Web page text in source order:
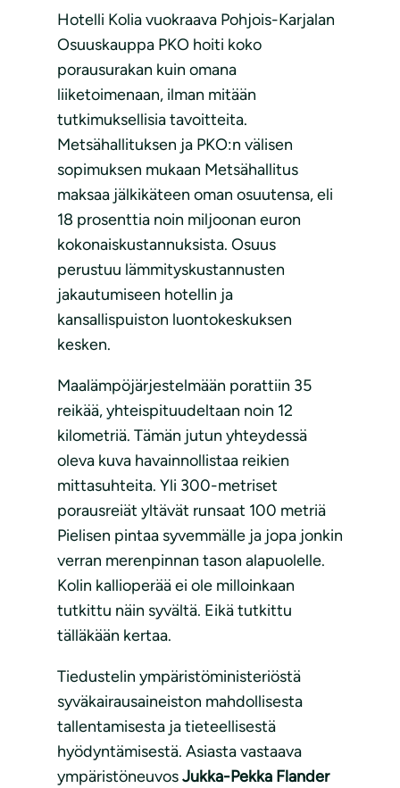
Hotelli Kolia vuokraava Pohjois-Karjalan
Osuuskauppa PKO hoiti koko
porausurakan kuin omana
liiketoimenaan, ilman mitään
tutkimuksellisia tavoitteita.
Metsähallituksen ja PKO:n välisen
sopimuksen mukaan Metsähallitus
maksaa jälkikäteen oman osuutensa, eli
18 prosenttia noin miljoonan euron
kokonaiskustannuksista. Osuus
perustuu lämmityskustannusten
jakautumiseen hotellin ja
kansallispuiston luontokeskuksen
kesken.
Maalämpöjärjestelmään porattiin 35
reikää, yhteispituudeltaan noin 12
kilometriä. Tämän jutun yhteydessä
oleva kuva havainnollistaa reikien
mittasuhteita. Yli 300-metriset
porausreiät yltävät runsaat 100 metriä
Pielisen pintaa syvemmälle ja jopa jonkin
verran merenpinnan tason alapuolelle.
Kolin kallioperää ei ole milloinkaan
tutkittu näin syvältä. Eikä tutkittu
tälläkään kertaa.
Tiedustelin ympäristöministeriöstä
syväkairausaineiston mahdollisesta
tallentamisesta ja tieteellisestä
hyödyntämisestä. Asiasta vastaava
ympäristöneuvosJukka-Pekka Flander